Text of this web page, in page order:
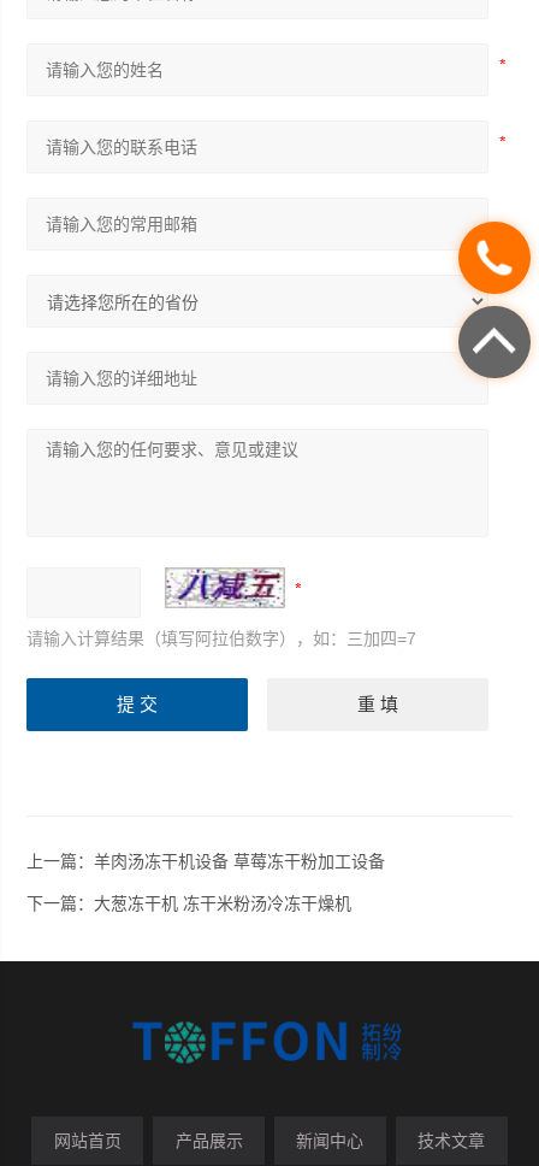
请输入计算结果（填写阿拉伯数字），如：三加四=7
上一篇：羊肉汤冻干机设备 草莓冻干粉加工设备
下一篇：大葱冻干机 冻干米粉汤冷冻干燥机
网站首页 产品展示 新闻中心 技术文章